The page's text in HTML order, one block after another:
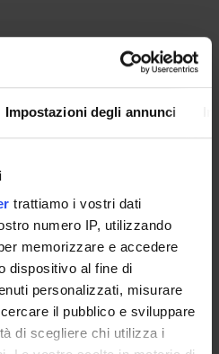
Impostazioni degli annunci
trattiamo i vostri dati
numero IP, utilizzando
memorizzare e accedere
dispositivo al fine di
personalizzati, misurare
il pubblico e sviluppare
di scegliere chi utilizza i
gestito dal Dipartimento
DAL PROGETTO